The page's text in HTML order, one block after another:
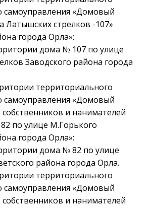
самоуправления «Домовый
Латышских стрелков -107»
города Орла»:
дома № 107 по улице
Заводского района города
территориального
самоуправления «Домовый
и нанимателей
по улице М.Горького
города Орла»:
дома № 82 по улице
района города Орла.
территориального
самоуправления «Домовый
и нанимателей